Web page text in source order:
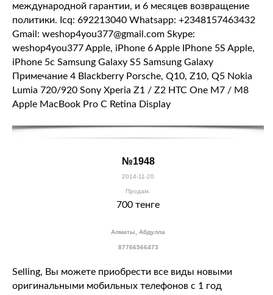
международной гарантии, и 6 месяцев возвращение
политики. Icq: 692213040 Whatsapp: +2348157463432
Gmail: weshop4you377@gmail.com Skype:
weshop4you377 Apple, iPhone 6 Apple IPhone 5S Apple,
iPhone 5с Samsung Galaxy S5 Samsung Galaxy
Примечание 4 Blackberry Porsche, Q10, Z10, Q5 Nokia
Lumia 720/920 Sony Xperia Z1 / Z2 HTC One M7 / M8
Apple MacBook Pro С Retina Display
№1948
2014-11-20
Продам.
700 тенге
Алматы, Абдулла
87766566473
Selling, Вы можете приобрести все виды новыми
оригинальными мобильных телефонов с 1 год